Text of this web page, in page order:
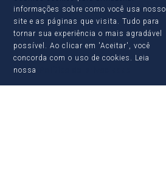
informações sobre como você usa nosso
site e as páginas que visita. Tudo para
tornar sua experiência o mais agradável
possível. Ao clicar em 'Aceitar', você
concorda com o uso de cookies. Leia
nossa